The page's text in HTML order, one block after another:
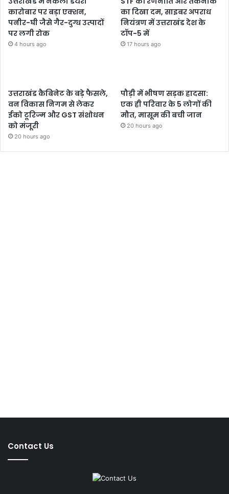
कारोबार पर बड़ा एक्शन,
पनीर-घी जैसे गैर-दुग्ध उत्पादों
पर लगी रोक
4 hours ago
का दिखा दम, साइबर अपराध
नियंत्रण में उत्तराखंड देश के
टॉप-5 में
17 hours ago
उत्तराखंड कैबिनेट के बड़े फैसले,
वन विकास निगम से लेकर
ईको टूरिज्म और GST संशोधन
को मंजूरी
20 hours ago
पौड़ी में भीषण सड़क हादसा:
एक ही परिवार के 5 लोगों की
मौत, मासूम की बची जान
20 hours ago
Contact Us